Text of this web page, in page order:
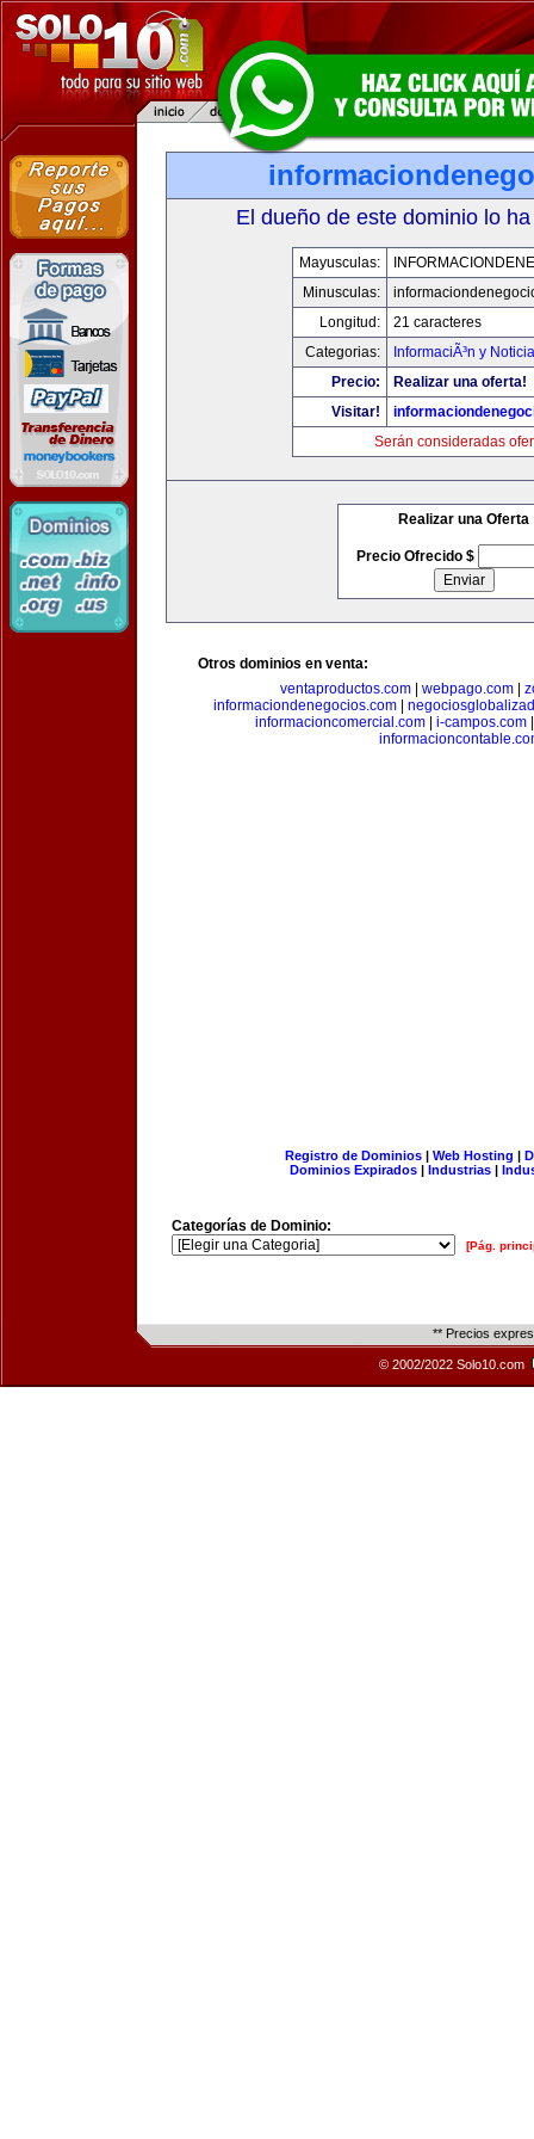
El dueño de este dominio lo
Mayusculas:
Minusculas:
Longitud:
21 caracteres
Categorias:
InformaciÃ³n y
Precio:
Realizar una oferta!
Visitar!
Serán consideradas
Realizar una Oferta
Precio Ofrecido $
Otros dominios en venta:
ventaproductos.com
webpago.com
informaciondenegocios.com|
informacioncomercial.com| i-campos.com
Registro de Dominios| Web Hosting |
Dominios Expirados | Industrias |
Categorías de Dominio:
[Pág.
** Precios
© 2002/2022 Solo10.com